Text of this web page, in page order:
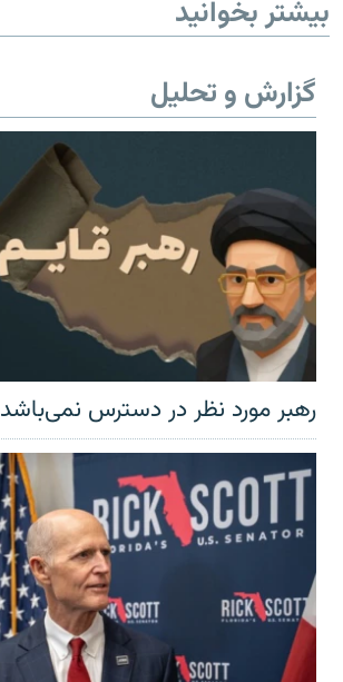
بیشتر بخوانید
گزارش و تحلیل
رهبر مورد نظر در دسترس نمی‌باشد